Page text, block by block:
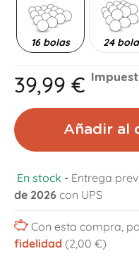
16 bolas 24
39,99 €
Añadir al
En stock - Entrega
de 2026 con UPS
Con esta compra,
fidelidad (2,00 €)